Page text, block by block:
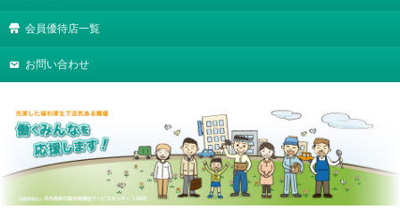
会員優待店一覧
お問い合わせ